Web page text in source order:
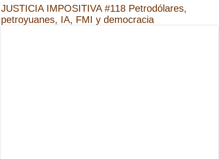
JUSTICIA IMPOSITIVA #118 Petrodólares,
petroyuanes, IA, FMI y democracia